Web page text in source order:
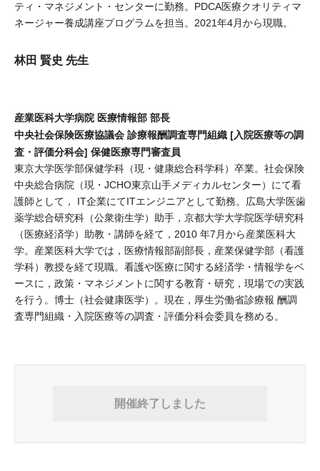
ティ・マネジメント・センターに勤務。PDCA医療クオリティマ
ネージャー養成講座プログラムを担当。2021年4月から現職。
林田 賢史 先生
産業医科大学病院 医療情報部 部長
中央社会保険医療協議会 診療報酬調査専門組織 [入院医療等の調
査・評価分科会] 保健医療専門審査員
東京大学医学部保健学科（現・健康総合科学科）卒業。社会保険
中央総合病院（現・JCHO東京山手メディカルセンター）にて看
護師として， IT企業にてITエンジニアとして勤務。広島大学医歯
薬学総合研究科（公衆衛生学）助手，京都大学大学院医学研究科
（医療経済学）助教・講師を経て，2010 年7月から産業医科大
学。産業医科大学では，医療情報部副部長，産業保健学部（看護
学科）教授を経て現職。看護や医療に関する経済学・情報学をベ
ースに，政策・マネジメントに関する教育・研究，現場での実践
を行う。博士（社会健康医学）。現在，厚生労働省診療報 酬調
査専門組織・入院医療等の調査・評価分科会委員を務める。
開催終了しました